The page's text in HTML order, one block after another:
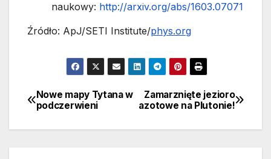
naukowy: http://arxiv.org/abs/1603.07071
Źródło: ApJ/SETI Institute/phys.org
Nawigacja
wpisu
Zamarznięte jezioro
azotowe na Plutonie!
Nowe mapy Tytana w
podczerwieni